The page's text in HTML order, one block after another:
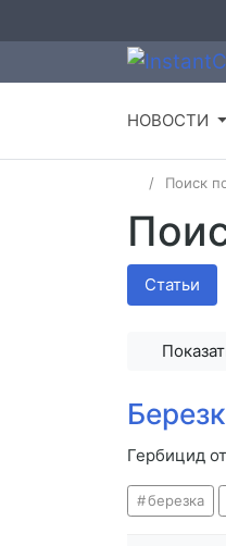
НОВОСТИ
Поиск
Статьи
Гербицид
березка